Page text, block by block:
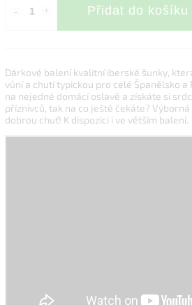
Přidat do košíku
Dárkové balení kvalitní iberské šunky,
vůní a chutí typickou pro celé Španělsko
na nejedné domácí oslavě a získáte si
příznivců, tak na co ještě čekáte?
dobrou chuť! K dispozici i ve větším balení.